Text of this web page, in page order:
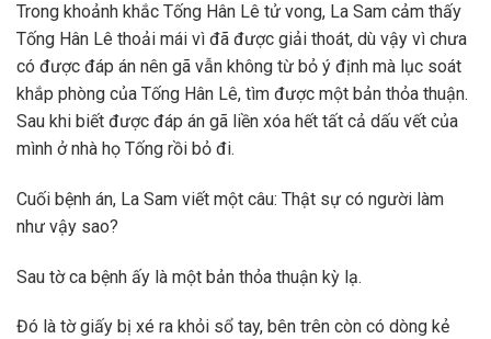
Trong khoảnh khắc Tống Hân Lê tử vong, La Sam cảm thấy
Tống Hân Lê thoải mái vì đã được giải thoát, dù vậy vì chưa
có được đáp án nên gã vẫn không từ bỏ ý định mà lục soát
khắp phòng của Tống Hân Lê, tìm được một bản thỏa thuận.
Sau khi biết được đáp án gã liền xóa hết tất cả dấu vết của
mình ở nhà họ Tống rồi bỏ đi.
Cuối bệnh án, La Sam viết một câu: Thật sự có người làm
như vậy sao?
Sau tờ ca bệnh ấy là một bản thỏa thuận kỳ lạ.
Đó là tờ giấy bị xé ra khỏi sổ tay, bên trên còn có dòng kẻ